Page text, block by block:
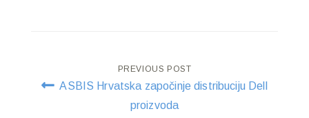
Post
navigation
PREVIOUS POST
ASBIS Hrvatska započinje distribuciju Dell
proizvoda